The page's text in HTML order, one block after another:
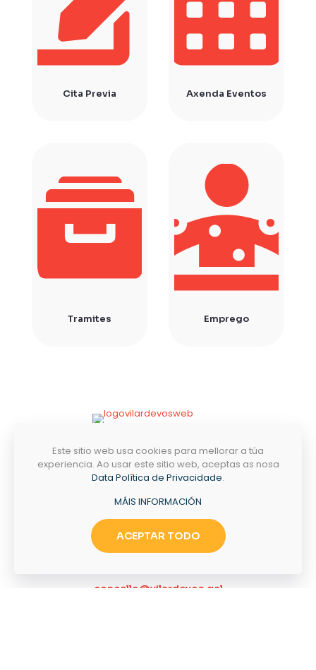
Cita Previa Axenda Eventos
Tramites Emprego
32616 VILARDEVÓS,
OURENSE
CONTACTO
concello@vilardevos.gal
Este sitio web usa cookies para mellorar a túa
experiencia. Ao usar este sitio web, aceptas as nosa
Data Política de Privacidade.
MÁIS INFORMACIÓN
ACEPTAR TODO